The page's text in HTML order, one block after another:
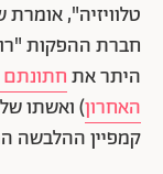
טלוויזיה",
חברת ההפקות
היתר אתחתונתם
האחרון) ואשתו
קמפיין ההלבשה